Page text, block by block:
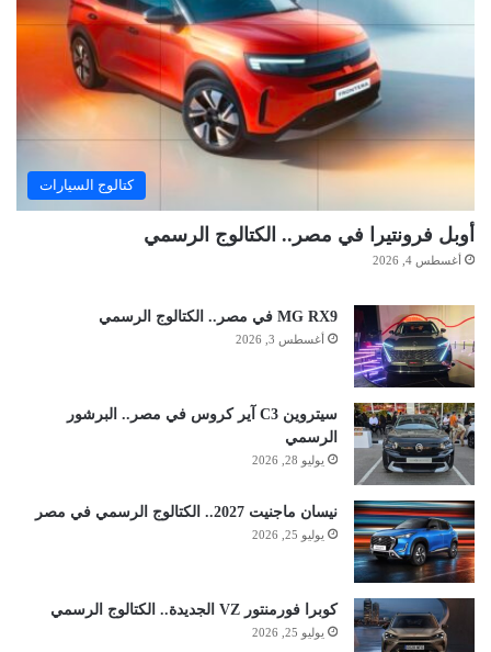
كتالوج السيارات
أوبل فرونتيرا في مصر.. الكتالوج الرسمي
أغسطس 4, 2026
MG RX9 في مصر.. الكتالوج الرسمي
أغسطس 3, 2026
سيتروين C3 آير كروس في مصر.. البرشور
الرسمي
يوليو 28, 2026
نيسان ماجنيت 2027.. الكتالوج الرسمي في مصر
يوليو 25, 2026
كوبرا فورمنتور VZ الجديدة.. الكتالوج الرسمي
يوليو 25, 2026